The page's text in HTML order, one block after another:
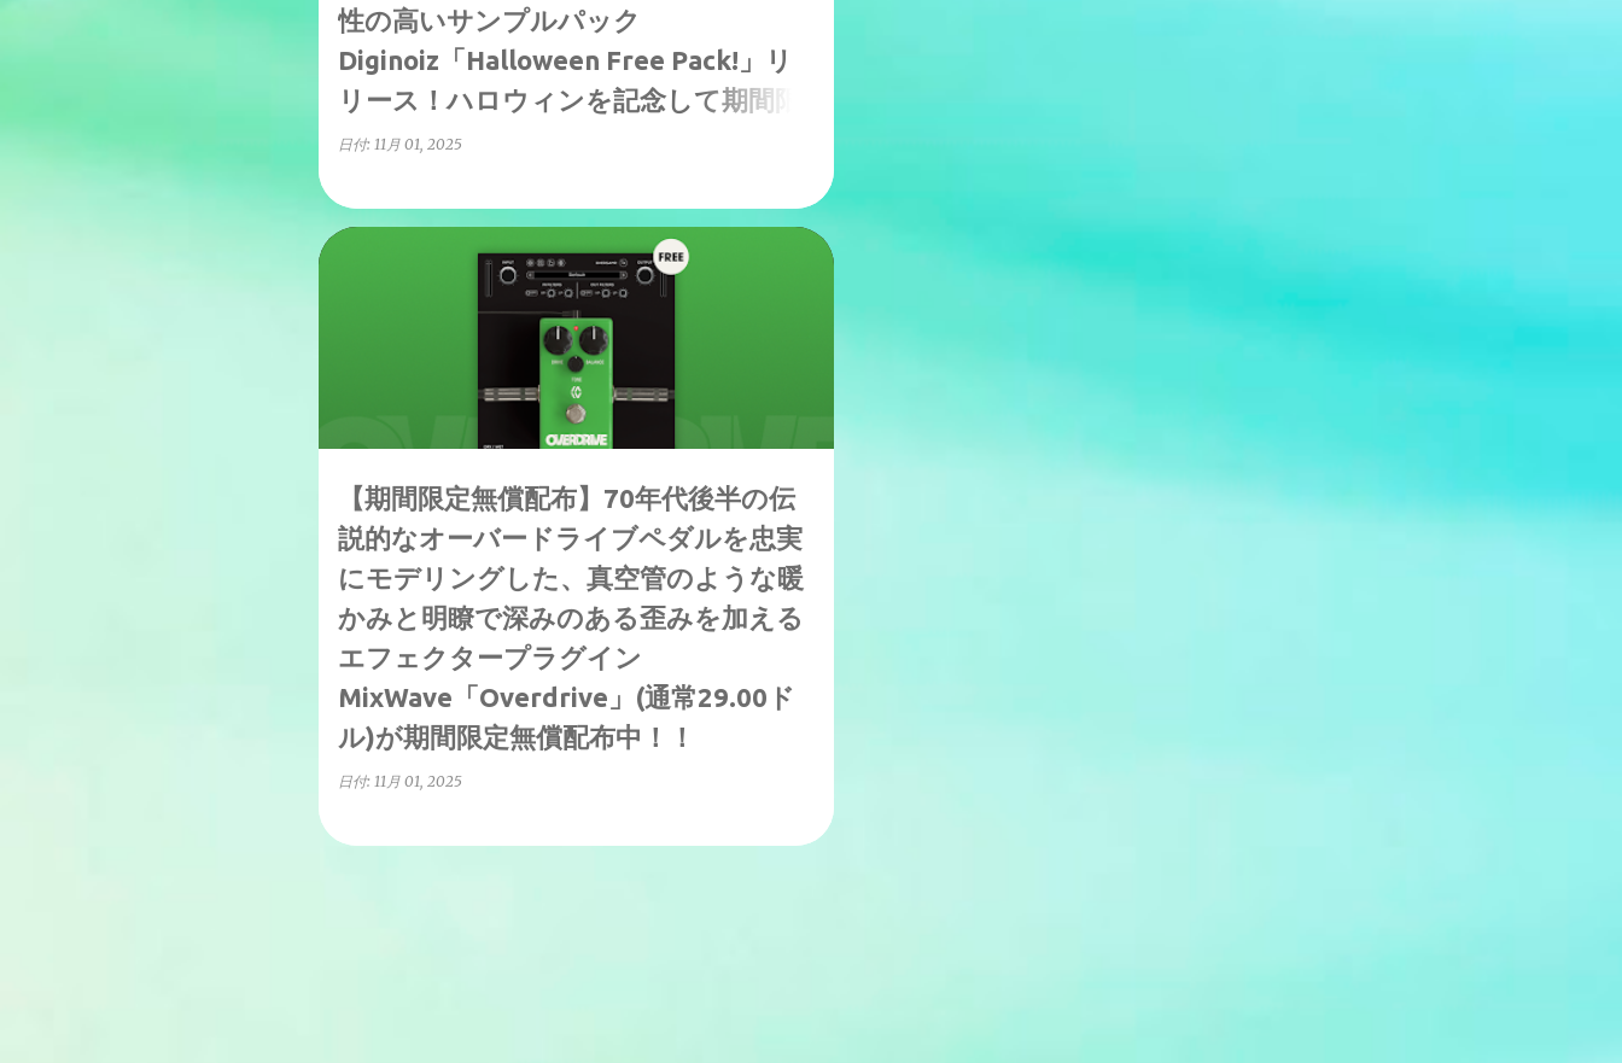
性の高いサンプルパック
Diginoiz「Halloween Free Pack!」リ
リース！ハロウィンを記念して期間限
定無償配布中！！
日付: 11月 01, 2025
【期間限定無償配布】70年代後半の伝
説的なオーバードライブペダルを忠実
にモデリングした、真空管のような暖
かみと明瞭で深みのある歪みを加える
エフェクタープラグイン
MixWave「Overdrive」(通常29.00ド
ル)が期間限定無償配布中！！
日付: 11月 01, 2025
ブラックフライデーセール2025 期間限定無償配布